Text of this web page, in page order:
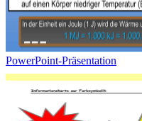
PowerPoint-Präsentation